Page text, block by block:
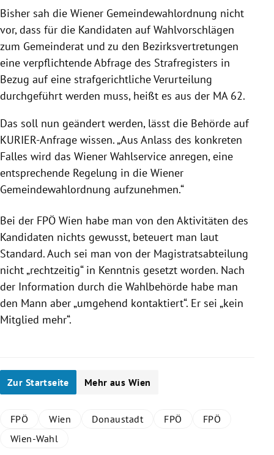
Bisher sah die Wiener Gemeindewahlordnung nicht
vor, dass für die Kandidaten auf Wahlvorschlägen
zum Gemeinderat und zu den Bezirksvertretungen
eine verpflichtende Abfrage des Strafregisters in
Bezug auf eine strafgerichtliche Verurteilung
durchgeführt werden muss, heißt es aus der MA 62.
Das soll nun geändert werden, lässt die Behörde auf
KURIER-Anfrage wissen. „Aus Anlass des konkreten
Falles wird das Wiener Wahlservice anregen, eine
entsprechende Regelung in die Wiener
Gemeindewahlordnung aufzunehmen.“
Bei der FPÖ Wien habe man von den Aktivitäten des
Kandidaten nichts gewusst, beteuert man laut
Standard. Auch sei man von der Magistratsabteilung
nicht „rechtzeitig“ in Kenntnis gesetzt worden. Nach
der Information durch die Wahlbehörde habe man
den Mann aber „umgehend kontaktiert“. Er sei „kein
Mitglied mehr“.
Zur Startseite Mehr aus Wien
FPÖ Wien Donaustadt FPÖ
FPÖ
Wien-Wahl